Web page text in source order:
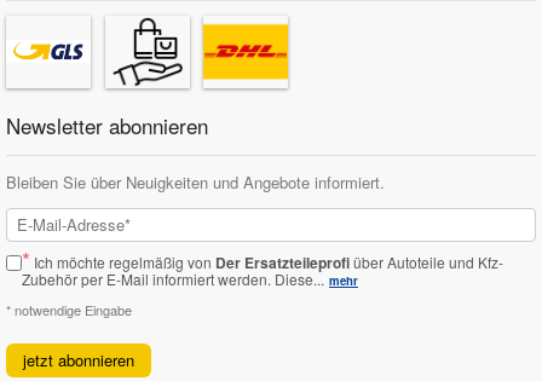
Newsletter abonnieren
Bleiben Sie über Neuigkeiten und Angebote informiert.
* Ich möchte regelmäßig von Der Ersatzteileprofiüber Autoteile und Kfz-
Zubehör per E-Mail informiert werden. Diese... mehr
* notwendige Eingabe
jetzt abonnieren